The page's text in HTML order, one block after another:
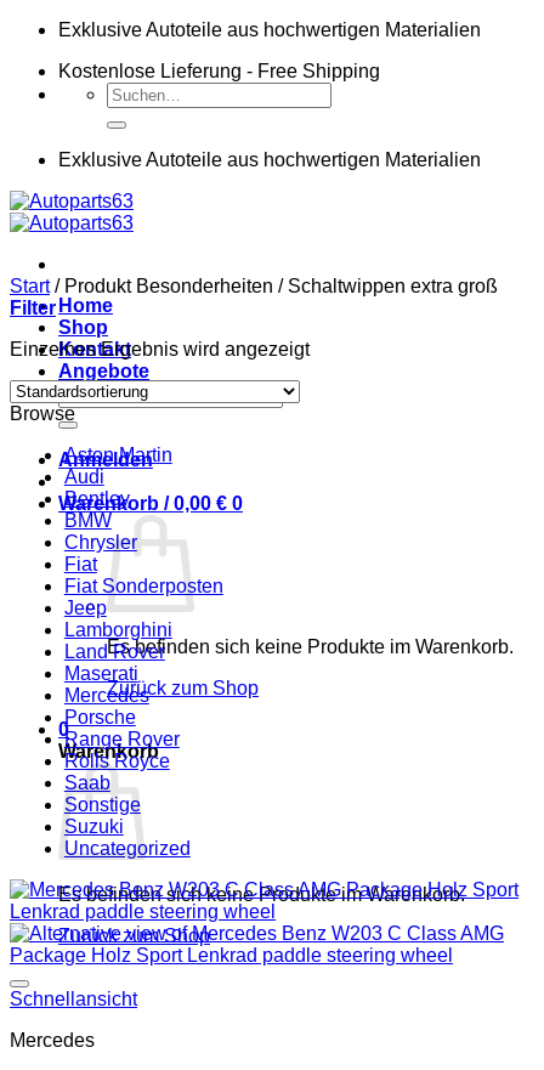
Zum
springen
Exklusive Autoteile aus hochwertigen Materialien
Kostenlose Lieferung - Free Shipping
Suchen
nach:
Exklusive Autoteile aus hochwertigen Materialien
Home
Shop
Kontakt
Angebote
Suchen
nach:
Anmelden
Warenkorb /0,00 € 0
Es befinden sich keine Produkte im Warenkorb.
Zurück zum Shop
0
Warenkorb
Es befinden sich keine Produkte im Warenkorb.
Zurück zum Shop
Start /Produkt Besonderheiten /Schaltwippen extra groß
Filter
Einzelnes Ergebnis wird angezeigt
Browse
Aston Martin
Audi
Bentley
BMW
Chrysler
Fiat
Fiat Sonderposten
Jeep
Lamborghini
Land Rover
Maserati
Mercedes
Porsche
Range Rover
Rolls Royce
Saab
Sonstige
Suzuki
Uncategorized
Schnellansicht
Mercedes